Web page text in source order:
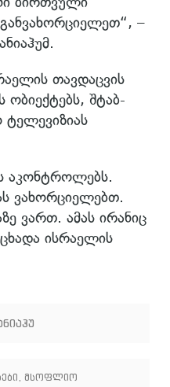
–
თავდაცვის
ობიექტებს, შტაბ-
ტელევიზიას
აკონტროლებს.
ვახორციელებთ.
ვართ. ამას ირანიც
ისრაელის
, მსოფლიო